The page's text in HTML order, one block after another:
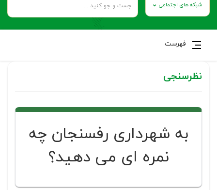
شبکه های اجتماعی
فهرست
نظرسنجی
به شهرداری رفسنجان چه
نمره ای می دهید؟